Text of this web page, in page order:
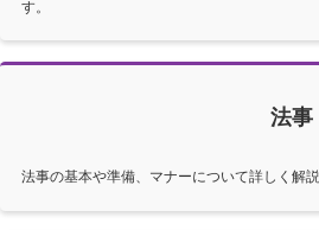
す。
法事
法事の基本や準備、マナーについて詳しく解説